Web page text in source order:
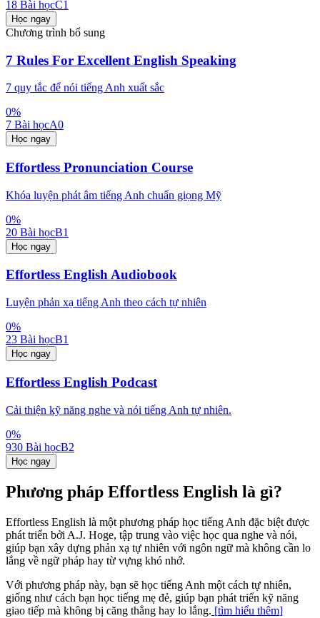
18 Bài họcC1
Học ngay
Chương trình bổ sung
7 Rules For Excellent English Speaking
7 quy tắc để nói tiếng Anh xuất sắc
0%
7 Bài họcA0
Học ngay
Effortless Pronunciation Course
Khóa luyện phát âm tiếng Anh chuẩn giọng Mỹ
0%
20 Bài họcB1
Học ngay
Effortless English Audiobook
Luyện phản xạ tiếng Anh theo cách tự nhiên
0%
23 Bài họcB1
Học ngay
Effortless English Podcast
Cải thiện kỹ năng nghe và nói tiếng Anh tự nhiên.
0%
930 Bài họcB2
Học ngay
Phương pháp Effortless English là gì?
Effortless English là một phương pháp học tiếng Anh đặc biệt được
phát triển bởi A.J. Hoge, tập trung vào việc học qua nghe và nói,
giúp bạn xây dựng phản xạ tự nhiên với ngôn ngữ mà không cần lo
lắng về ngữ pháp hay từ vựng khó nhớ.
Với phương pháp này, bạn sẽ học tiếng Anh một cách tự nhiên,
giống như cách bạn học tiếng mẹ đẻ, giúp bạn phát triển kỹ năng
giao tiếp mà không bị căng thẳng hay lo lắng. [tìm hiểu thêm]